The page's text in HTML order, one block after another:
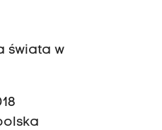
świata w